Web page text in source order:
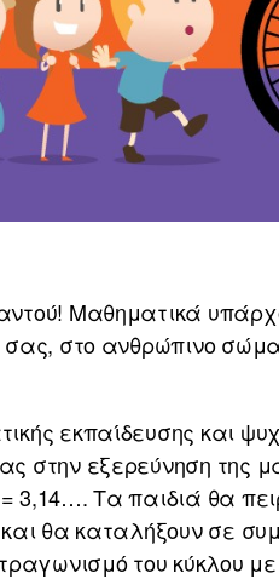
Μαθηματικά
στο ανθρώπινο
εκπαίδευσης και
στην εξερεύνηση της
3,14…. Τα παιδιά θα
και θα καταλήξουν σε
του κύκλου